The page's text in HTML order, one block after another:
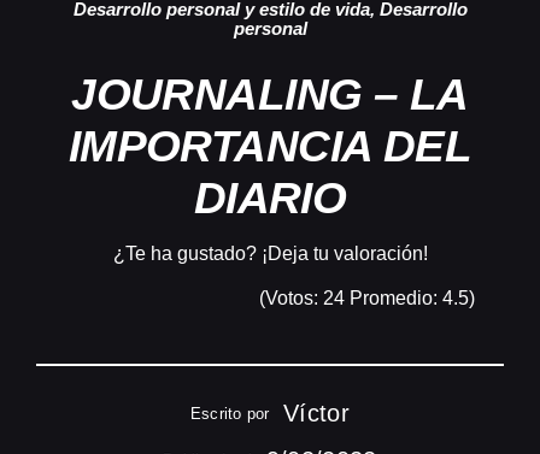
Desarrollo personal y estilo de vida, Desarrollo
personal
JOURNALING – LA
IMPORTANCIA DEL
DIARIO
¿Te ha gustado? ¡Deja tu valoración!
(Votos: 24Promedio: 4.5)
Escrito por Víctor